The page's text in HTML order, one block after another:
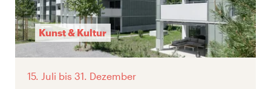
Kunst & Kultur
15. Juli bis 31. Dezember